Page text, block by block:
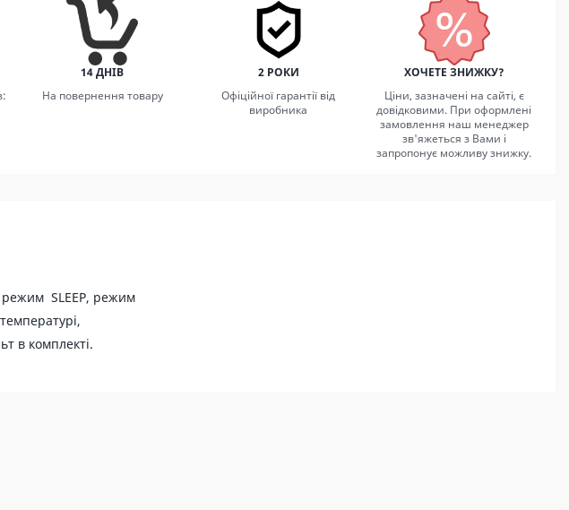
14 ДНІВ
На повернення товару
2 РОКИ
Офіційної гарантії від
виробника
ХОЧЕТЕ ЗНИЖКУ?
Ціни, зазначені на сайті, є
довідковими. При оформлені
замовлення наш менеджер
зв'яжеться з Вами і
запропонує можливу знижку.
режим SLEEP, режим
в комплекті.